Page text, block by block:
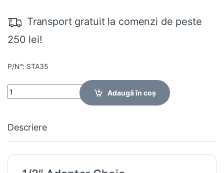
Transport gratuit la comenzi de peste
250 lei!
P/N°: STA35
Quantity
Adaugă în coș
Descriere